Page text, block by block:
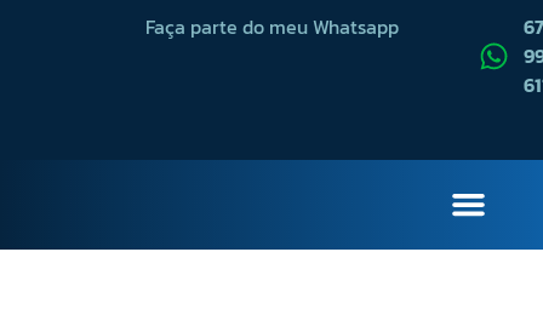
Faça parte do meu Whatsapp
67